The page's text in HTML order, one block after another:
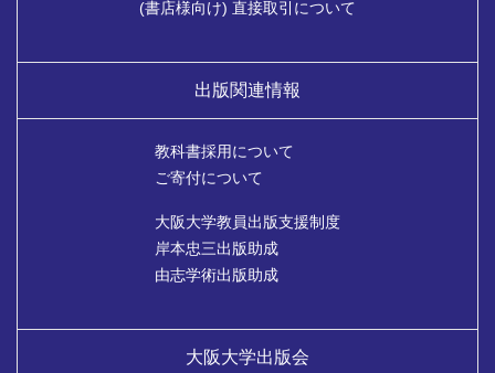
(書店様向け) 直接取引について
出版関連情報
教科書採用について
ご寄付について
大阪大学教員出版支援制度
岸本忠三出版助成
由志学術出版助成
大阪大学出版会